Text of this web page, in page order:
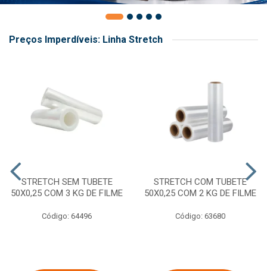
Preços Imperdíveis: Linha Stretch
STRETCH SEM TUBETE
50X0,25 COM 3 KG DE FILME
Código: 64496
STRETCH COM TUBETE
50X0,25 COM 2 KG DE FILME
Código: 63680